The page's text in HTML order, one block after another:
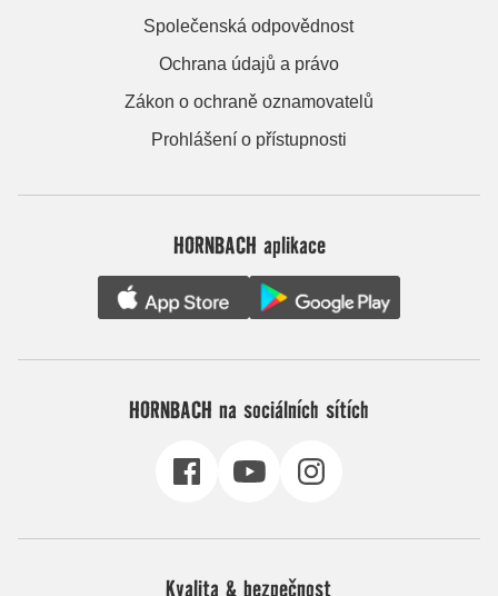
Společenská odpovědnost
Ochrana údajů a právo
Zákon o ochraně oznamovatelů
Prohlášení o přístupnosti
HORNBACH aplikace
HORNBACH na sociálních sítích
Kvalita & bezpečnost